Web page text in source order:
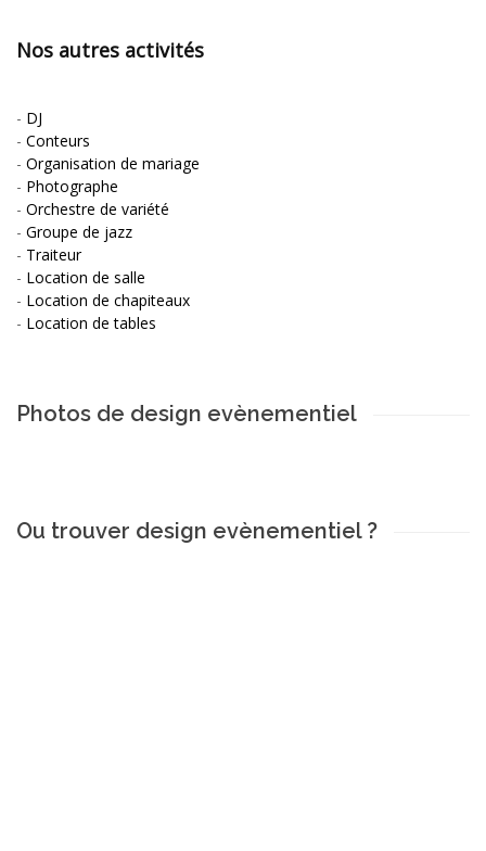
Nos autres activités
- DJ
- Conteurs
- Organisation de mariage
- Photographe
- Orchestre de variété
- Groupe de jazz
- Traiteur
- Location de salle
- Location de chapiteaux
- Location de tables
Photos de design evènementiel
Ou trouver design evènementiel ?